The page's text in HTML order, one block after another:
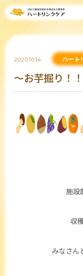
2020.10.14 ハート
～お芋掘り！
施設
収
みなさん